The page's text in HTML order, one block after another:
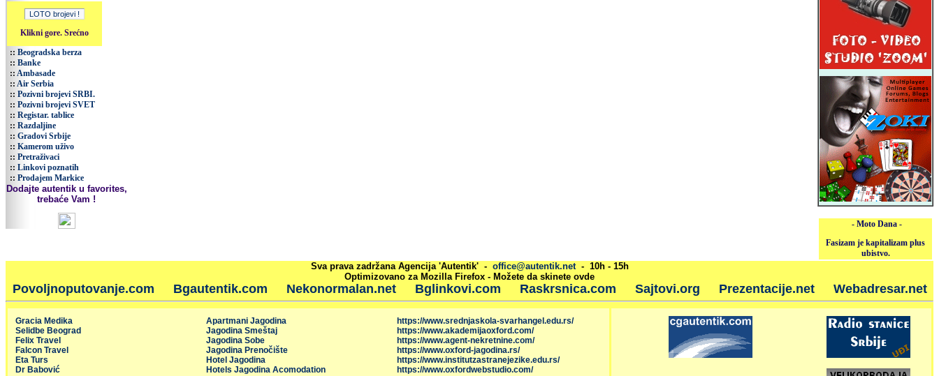
Klikni gore. Srećno
:: Beogradska berza
:: Banke
:: Ambasade
:: Air Serbia
:: Pozivni brojevi SRBI.
:: Pozivni brojevi SVET
:: Registar. tablice
:: Razdaljine
:: Gradovi Srbije
:: Kamerom uživo
:: Pretraživaci
:: Linkovi poznatih
:: Prodajem Markice
Dodajte autentik u favorites,
trebaće Vam !
- Moto Dana -
Fasizam je kapitalizam plus
ubistvo.
Sva prava zadržana Agencija 'Autentik' - office@autentik.net- 10h - 15h
Optimizovano za Mozilla Firefox - Možete da skinete ovde
Povoljnoputovanje.com Bgautentik.com Nekonormalan.net Bglinkovi.com Raskrsnica.com Sajtovi.org Prezentacije.net Webadresar.net
Gracia Medika
Selidbe Beograd
Felix Travel
Falcon Travel
Eta Turs
Dr Babović
Apartmani Jagodina
Jagodina Smeštaj
Jagodina Sobe
Jagodina Prenočište
Hotel Jagodina
Hotels Jagodina Acomodation
https://www.srednjaskola-svarhangel.edu.rs/
https://www.akademijaoxford.com/
https://www.agent-nekretnine.com/
https://www.oxford-jagodina.rs/
https://www.institutzastranejezike.edu.rs/
https://www.oxfordwebstudio.com/